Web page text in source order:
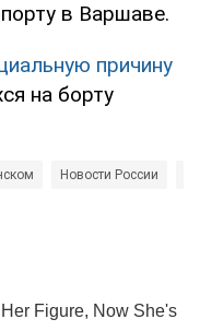
в Варшаве.
причину
на борту
Новости России